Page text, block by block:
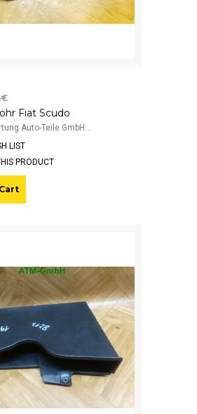
Fiat Scudo
Auto-Teile GmbH ..
LIST
PRODUCT